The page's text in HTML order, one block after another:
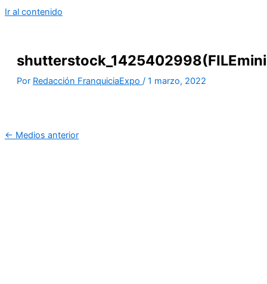
Ir al contenido
Por Redacción FranquiciaExpo / 1 marzo, 2022
← Medios anterior